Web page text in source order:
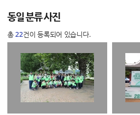
동일 분류 사진
총22건이 등록되어 있습니다.